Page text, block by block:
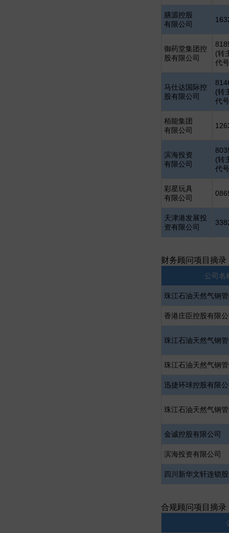
膳源控股
有限公司
御药堂集团控
股有限公司
(转
代
马仕达国际控
股有限公司
(转
代
栢能集团
有限公司
滨海投资
有限公司
(转
代
彩星玩具
有限公司
天津港发展投
资有限公司
财务顾问项目摘录
公司名
珠江石油天然气钢
香港庄臣控股有限
珠江石油天然气钢
珠江石油天然气钢
迅捷环球控股有限
珠江石油天然气钢
金诚控股有限公司
滨海投资有限公司
四川新华文轩连锁
合规顾问项目摘录
公